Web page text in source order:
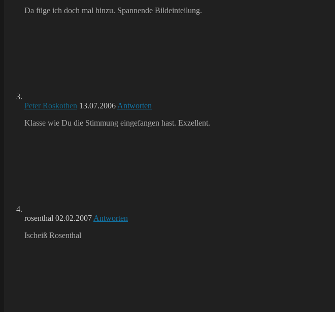
Da füge ich doch mal hinzu. Spannende Bildeinteilung.
Peter Roskothen 13.07.2006 Antworten
Klasse wie Du die Stimmung eingefangen hast. Exzellent.
rosenthal 02.02.2007 Antworten
Ischeiß Rosenthal